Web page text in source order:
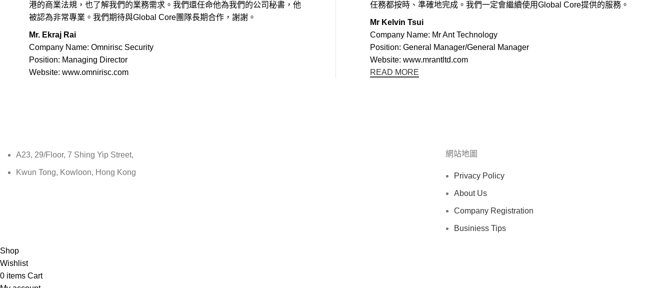
港的商業法規，也了解我們的業務需求。我們還任命他為我們的公司秘書，他
被認為非常專業。我們期待與Global Core團隊長期合作，謝謝。
Mr. Ekraj Rai
Company Name: Omnirisc Security
Position: Managing Director
Website: www.omnirisc.com
任務都按時、準確地完成。我們一定會繼續使用Global Core提供的服務。
Mr Kelvin Tsui
Company Name: Mr Ant Technology
Position: General Manager/General Manager
Website: www.mrantltd.com
READ MORE
A23, 29/Floor, 7 Shing Yip Street,
Kwun Tong, Kowloon, Hong Kong
網站地圖
Privacy Policy
About Us
Company Registration
Businiess Tips
Shop
Wishlist
0 items Cart